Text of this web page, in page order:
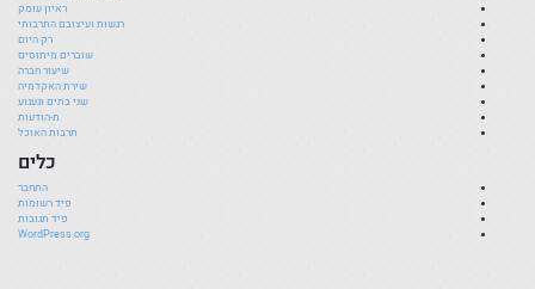
ראיון עומק
רגשות ועיצובם התרבותי
רק היום
שוברים מיתוסים
שיעור חברה
שירת האקדמיה
שני בתים וגעגוע
ת-הודעות
תרבות האוכל
כלים
התחבר
פיד רשומות
פיד תגובות
WordPress.org